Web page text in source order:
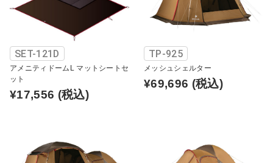
SET-121D
アメニティドームL マットシートセ
ット
¥17,556 (税込)
TP-925
メッシュシェルター
¥69,696 (税込)